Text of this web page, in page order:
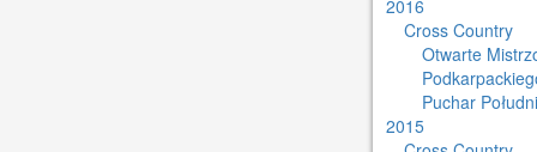
2016
Cross Country
Otwarte
Puchar
2015